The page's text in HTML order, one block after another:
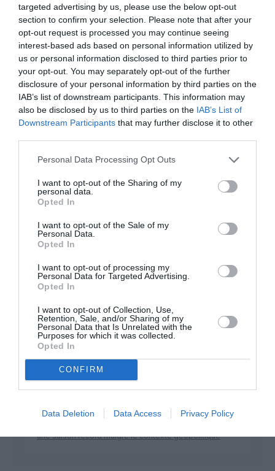
targeted advertising by us, please use the below opt-out
section to confirm your selection. Please note that after your
opt-out request is processed you may continue seeing
interest-based ads based on personal information utilized by
us or personal information disclosed to third parties prior to
your opt-out. You may separately opt-out of the further
disclosure of your personal information by third parties on the
IAB’s list of downstream participants. This information may
also be disclosed by us to third parties on the IAB’s List of
Downstream Participants that may further disclose it to other
Personal Data Processing Opt Outs
I want to opt-out of the Sharing of my
personal data.
Opted In
I want to opt-out of the Sale of my
Personal Data.
Opted In
I want to opt-out of processing my
Personal Data for Targeted Advertising.
Opted In
I want to opt-out of Collection, Use,
Retention, Sale, and/or Sharing of my
Personal Data that Is Unrelated with the
Purposes for which it was collected.
Opted In
CONFIRM
Data Deletion Data Access Privacy Policy
LAISSER UN COMMENTAIRE
FAIRE UN DON
Appel aux lecteurs !
Soutenez Air Journal participezà son
développement !
NOUS SOUTENIR
DERNIERS COMMENTAIRES
atplhkta commenté l'article :
Contrôles aux frontières entre l’Espagne et l’Italie : des
arrivées plus longues, des correspondances à risque
a commenté l'article :
une saison record malgré le contexte géopolitique